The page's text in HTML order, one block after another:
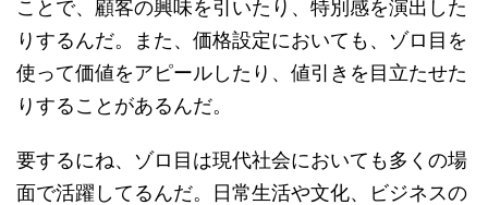
ことで、顧客の興味を引いたり、特別感を演出した
りするんだ。また、価格設定においても、ゾロ目を
使って価値をアピールしたり、値引きを目立たせた
りすることがあるんだ。
要するにね、ゾロ目は現代社会においても多くの場
面で活躍してるんだ。日常生活や文化、ビジネスの